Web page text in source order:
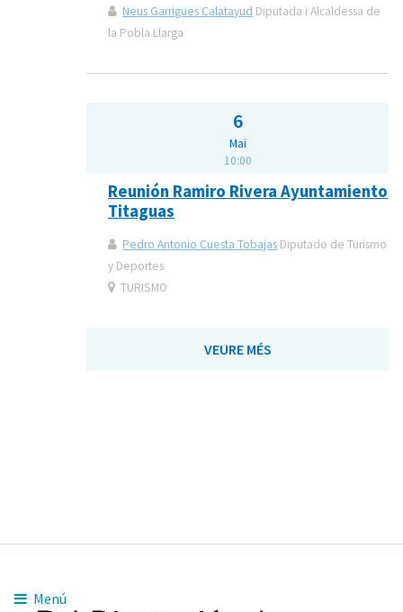
Neus Garrigues Calatayud Diputada i Alcaldessa de
la Pobla Llarga
6
Mai
10:00
Reunión Ramiro Rivera Ayuntamiento
Titaguas
Pedro Antonio Cuesta Tobajas Diputado de Turismo
y Deportes
TURISMO
VEURE MÉS
Menú